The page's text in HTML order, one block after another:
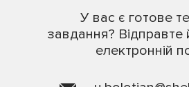
У вас є готове
завдання?
електронній